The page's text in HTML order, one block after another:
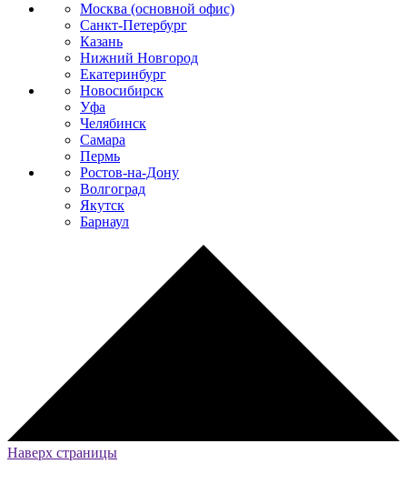
Москва (основной офис)
Санкт-Петербург
Казань
Нижний Новгород
Екатеринбург
Новосибирск
Уфа
Челябинск
Самара
Пермь
Ростов-на-Дону
Волгоград
Якутск
Барнаул
Наверх страницы